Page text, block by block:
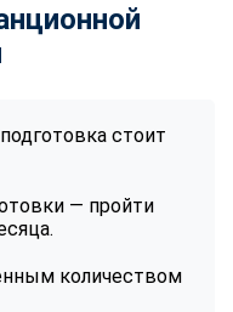
стоит
— пройти
количеством